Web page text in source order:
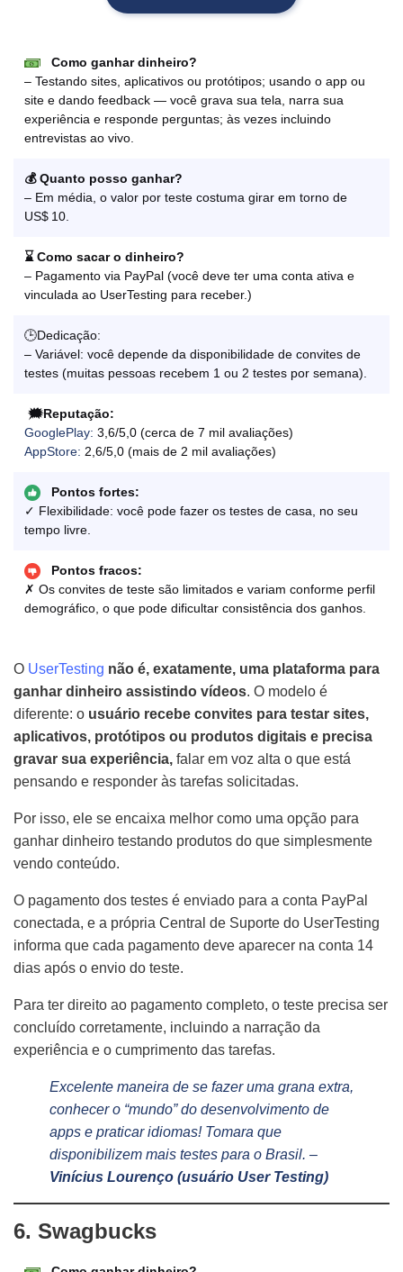
Como ganhar dinheiro?
– Testando sites, aplicativos ou protótipos; usando o app ou
site e dando feedback — você grava sua tela, narra sua
experiência e responde perguntas; às vezes incluindo
entrevistas ao vivo.
💰 Quanto posso ganhar?
– Em média, o valor por teste costuma girar em torno de
US$ 10.
⌛ Como sacar o dinheiro?
– Pagamento via PayPal (você deve ter uma conta ativa e
vinculada ao UserTesting para receber.)
🕒Dedicação:
– Variável: você depende da disponibilidade de convites de
testes (muitas pessoas recebem 1 ou 2 testes por semana).
🗯️Reputação:
GooglePlay: 3,6/5,0 (cerca de 7 mil avaliações)
AppStore: 2,6/5,0 (mais de 2 mil avaliações)
Pontos fortes:
✓ Flexibilidade: você pode fazer os testes de casa, no seu
tempo livre.
Pontos fracos:
✗ Os convites de teste são limitados e variam conforme perfil
demográfico, o que pode dificultar consistência dos ganhos.
O UserTesting não é, exatamente, uma plataforma para
ganhar dinheiro assistindo vídeos. O modelo é
diferente: o usuário recebe convites para testar sites,
aplicativos, protótipos ou produtos digitais e precisa
gravar sua experiência, falar em voz alta o que está
pensando e responder às tarefas solicitadas.
Por isso, ele se encaixa melhor como uma opção para
ganhar dinheiro testando produtos do que simplesmente
vendo conteúdo.
O pagamento dos testes é enviado para a conta PayPal
conectada, e a própria Central de Suporte do UserTesting
informa que cada pagamento deve aparecer na conta 14
dias após o envio do teste.
Para ter direito ao pagamento completo, o teste precisa ser
concluído corretamente, incluindo a narração da
experiência e o cumprimento das tarefas.
Excelente maneira de se fazer uma grana extra,
conhecer o “mundo” do desenvolvimento de
apps e praticar idiomas! Tomara que
disponibilizem mais testes para o Brasil. –
Vinícius Lourenço (usuário User Testing)
6. Swagbucks